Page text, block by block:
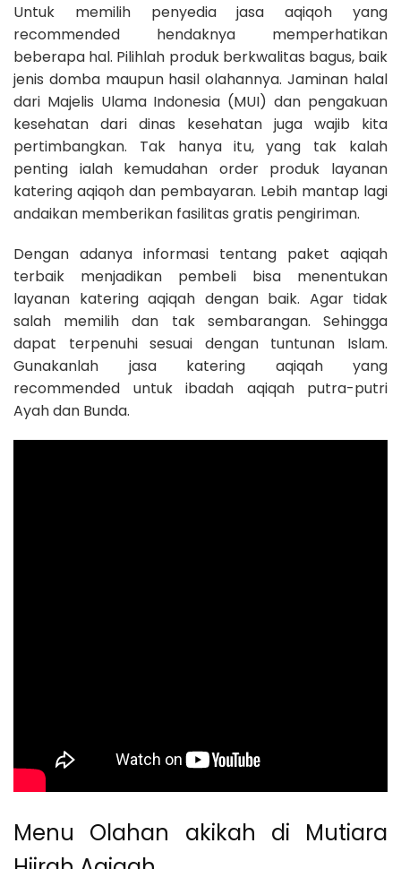
Untuk memilih penyedia jasa aqiqoh yang
recommended hendaknya memperhatikan
beberapa hal. Pilihlah produk berkwalitas bagus, baik
jenis domba maupun hasil olahannya. Jaminan halal
dari Majelis Ulama Indonesia (MUI) dan pengakuan
kesehatan dari dinas kesehatan juga wajib kita
pertimbangkan. Tak hanya itu, yang tak kalah
penting ialah kemudahan order produk layanan
katering aqiqoh dan pembayaran. Lebih mantap lagi
andaikan memberikan fasilitas gratis pengiriman.
Dengan adanya informasi tentang paket aqiqah
terbaik menjadikan pembeli bisa menentukan
layanan katering aqiqah dengan baik. Agar tidak
salah memilih dan tak sembarangan. Sehingga
dapat terpenuhi sesuai dengan tuntunan Islam.
Gunakanlah jasa katering aqiqah yang
recommended untuk ibadah aqiqah putra-putri
Ayah dan Bunda.
Menu Olahan akikah di Mutiara